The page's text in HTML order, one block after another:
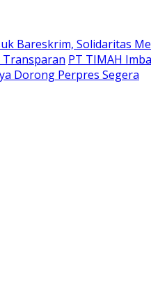
Bareskrim, Solidaritas
Transparan PT TIMAH
Dorong Perpres Segera